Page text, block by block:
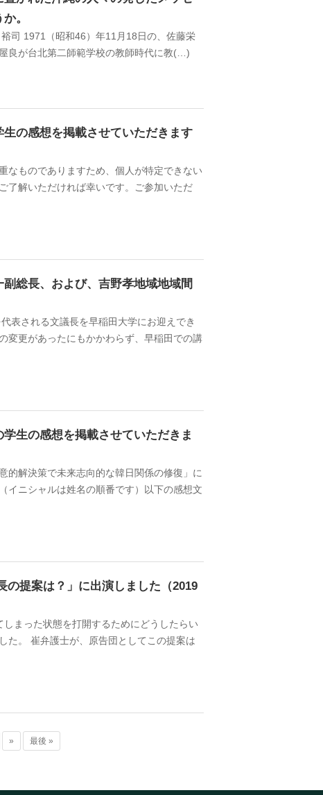
。
1971（昭和46）年11月18日の、佐藤栄
良が台北第二師範学校の教師時代に教(…)
の感想を掲載させていただきます
なものでありますため、個人が特定できない
了解いただければ幸いです。ご参加いただ
総長、および、吉野孝地域地域間
表される文議長を早稲田大学にお迎えでき
変更があったにもかかわらず、早稲田での講
生の感想を掲載させていただきま
的解決策で未来志向的な韓日関係の修復」に
イニシャルは姓名の順番です）以下の感想文
の提案は？」に出演しました（2019
まった状態を打開するためにどうしたらい
た。 崔弁護士が、原告団としてこの提案は
» 最後 »